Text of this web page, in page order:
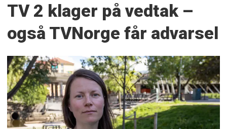
TV 2 klager på vedtak –
også TVNorge får advarsel